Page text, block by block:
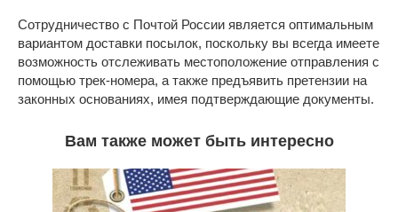
Сотрудничество с Почтой России является оптимальным
вариантом доставки посылок, поскольку вы всегда имеете
возможность отслеживать местоположение отправления с
помощью трек-номера, а также предъявить претензии на
законных основаниях, имея подтверждающие документы.
Вам также может быть интересно